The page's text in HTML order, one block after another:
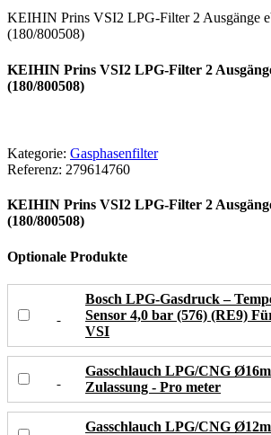
KEIHIN Prins VSI2 LPG-Filter 2 Ausgänge
(180/800508)
KEIHIN Prins VSI2 LPG-Filter 2
(180/800508)
Kategorie: Gasphasenfilter
Referenz: 279614760
KEIHIN Prins VSI2 LPG-Filter 2
(180/800508)
Optionale Produkte
Bosch LPG-Gasdruck –
Sensor 4,0 bar (576) (RE9)
VSI
Gasschlauch LPG/CNG
Zulassung - Pro meter
Gasschlauch LPG/CNG